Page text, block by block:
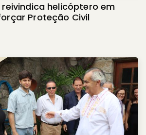
reivindica helicóptero em
Proteção Civil